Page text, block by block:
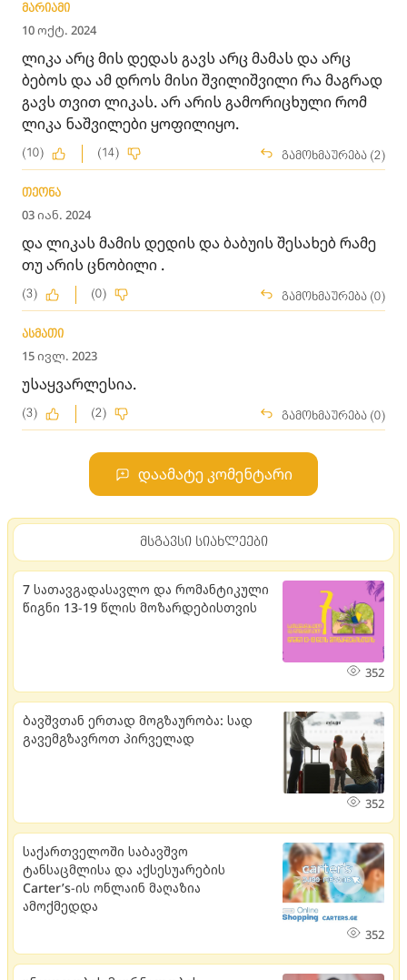
მარიამი
10 ოქტ. 2024
ლიკა არც მის დედას გავს არც მამას და არც
ბებოს და ამ დროს მისი შვილიშვილი რა მაგრად
გავს თვით ლიკას. არ არის გამორიცხული რომ
ლიკა ნაშვილები ყოფილიყო.
(10) (14) გამოხმაურება (2)
თეონა
03 იან. 2024
და ლიკას მამის დედის და ბაბუის შესახებ რამე
თუ არის ცნობილი .
(3) (0) გამოხმაურება (0)
ასმათი
15 ივლ. 2023
უსაყვარლესია.
(3) (2) გამოხმაურება (0)
დაამატე კომენტარი
მსგავსი სიახლეები
7 სათავგადასავლო და რომანტიკული
წიგნი 13-19 წლის მოზარდებისთვის
352
ბავშვთან ერთად მოგზაურობა: სად
გავემგზავროთ პირველად
352
საქართველოში საბავშვო
ტანსაცმლისა და აქსესუარების
Carter’s-ის ონლაინ მაღაზია
ამოქმედდა
352